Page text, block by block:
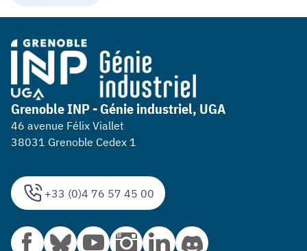
+33 (0)4 76 57 45 00
Grenoble INP - Génie industriel, UGA
46 avenue Félix Viallet
38031 Grenoble Cedex 1